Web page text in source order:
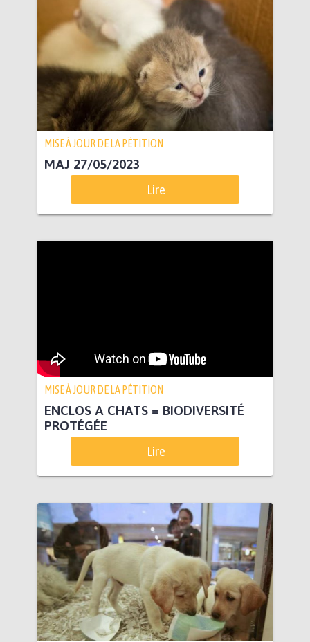
MISE À JOUR DE LA PÉTITION
MAJ 27/05/2023
Lire
MISE À JOUR DE LA PÉTITION
ENCLOS A CHATS = BIODIVERSITÉ
PROTÉGÉE
Lire